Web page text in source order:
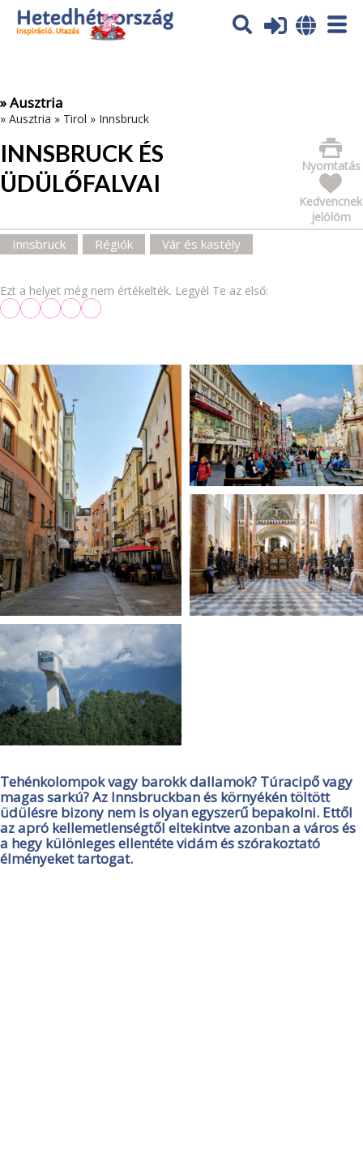
Az oldal sütiket (cookies) használ. További tájékoztatás itt:
Adatvédelmi tájékoztató
» Ausztria
» Ausztria » Tirol » Innsbruck
INNSBRUCK ÉS
ÜDÜLŐFALVAI
Nyomtatás
Kedvencnek
jelölöm
Innsbruck Régiók Vár és kastély
Ezt a helyet még nem értékelték. Legyél Te az első:
Tehénkolompok vagy barokk dallamok? Túracipő vagy
magas sarkú? Az Innsbruckban és környékén töltött
üdülésre bizony nem is olyan egyszerű bepakolni. Ettől
az apró kellemetlenségtől eltekintve azonban a város és
a hegy különleges ellentéte vidám és szórakoztató
élményeket tartogat.